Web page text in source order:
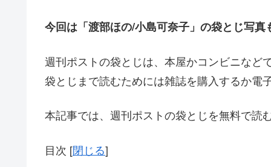
今回は「渡部ほの/小島可奈子」の袋とじ写真
週刊ポストの袋とじは、本屋かコンビニなど
袋とじまで読むためには雑誌を購入するか電
本記事では、週刊ポストの袋とじを無料で読
目次 [閉じる]